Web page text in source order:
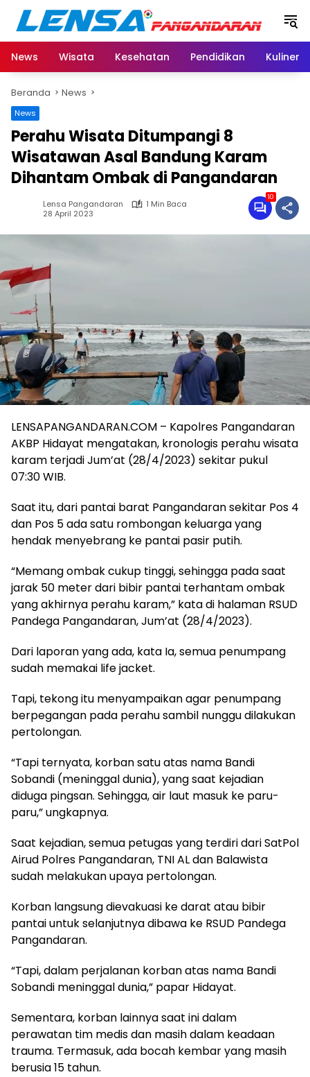
Langsung
konten
News
Wisata Kesehatan Pendidikan Kuliner
Beranda News
News
Perahu Wisata Ditumpangi 8
Wisatawan Asal Bandung Karam
Dihantam Ombak di Pangandaran
Lensa Pangandaran
1 Min Baca
28 April 2023
10
LENSAPANGANDARAN.COM – Kapolres Pangandaran
AKBP Hidayat mengatakan, kronologis perahu wisata
karam terjadi Jum’at (28/4/2023) sekitar pukul
07:30 WIB.
Saat itu, dari pantai barat Pangandaran sekitar Pos 4
dan Pos 5 ada satu rombongan keluarga yang
hendak menyebrang ke pantai pasir putih.
“Memang ombak cukup tinggi, sehingga pada saat
jarak 50 meter dari bibir pantai terhantam ombak
yang akhirnya perahu karam,” kata di halaman RSUD
Pandega Pangandaran, Jum’at (28/4/2023).
Dari laporan yang ada, kata Ia, semua penumpang
sudah memakai life jacket.
Tapi, tekong itu menyampaikan agar penumpang
berpegangan pada perahu sambil nunggu dilakukan
pertolongan.
“Tapi ternyata, korban satu atas nama Bandi
Sobandi (meninggal dunia), yang saat kejadian
diduga pingsan. Sehingga, air laut masuk ke paru-
paru,” ungkapnya.
Saat kejadian, semua petugas yang terdiri dari SatPol
Airud Polres Pangandaran, TNI AL dan Balawista
sudah melakukan upaya pertolongan.
Korban langsung dievakuasi ke darat atau bibir
pantai untuk selanjutnya dibawa ke RSUD Pandega
Pangandaran.
“Tapi, dalam perjalanan korban atas nama Bandi
Sobandi meninggal dunia,” papar Hidayat.
Sementara, korban lainnya saat ini dalam
perawatan tim medis dan masih dalam keadaan
trauma. Termasuk, ada bocah kembar yang masih
berusia 15 tahun.